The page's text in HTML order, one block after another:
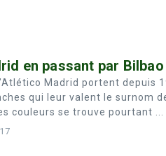
en passant par Bilbao
Madrid portent depuis
qui leur valent le surnom
couleurs se trouve pourtant ...